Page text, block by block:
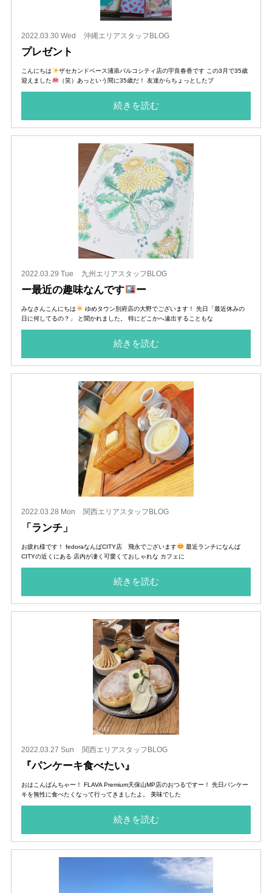
2022.03.30 Wed 沖縄エリアスタッフBLOG
プレゼント
こんにちは
ザセカンドベース浦添パルコシティ店の宇良春香です この3月で35歳
迎えました
（笑）あっという間に35歳だ！ 友達からちょっとしたプ
続きを読む
2022.03.29 Tue 九州エリアスタッフBLOG
ー最近の趣味なんです ー
みなさんこんにちは
ゆめタウン別府店の大野でございます！ 先日「最近休みの
日に何してるの？」 と聞かれました。 特にどこかへ遠出することもな
続きを読む
2022.03.28 Mon 関西エリアスタッフBLOG
「ランチ」
お疲れ様です！ fedoraなんばCITY店 飛永でございます
最近ランチになんば
CITYの近くにある 店内が凄く可愛くておしゃれな カフェに
続きを読む
2022.03.27 Sun 関西エリアスタッフBLOG
『パンケーキ食べたい』
おはこんばんちゃー！ FLAVA Premium天保山MP店のおつるですー！ 先日パンケー
キを無性に食べたくなって行ってきましたよ。 美味でした
続きを読む